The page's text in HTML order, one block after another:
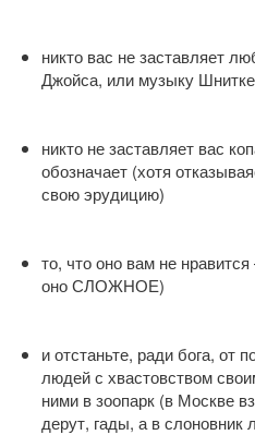
никто вас не заставляет
Джойса, или музыку
никто не заставляет вас
обозначает (хотя
свою эрудицию)
то, что оно вам не
оно СЛОЖНОЕ)
и отстаньте, ради бога, от
людей с хвастовством
ними в зоопарк (в Москве
дерут, гады, а в слоновник